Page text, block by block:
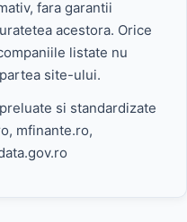
fara garantii
acestora. Orice
listate nu
site-ului.
si standardizate
mfinante.ro,